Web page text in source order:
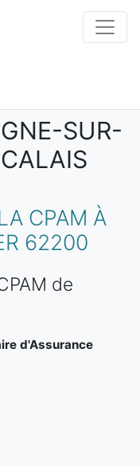
SUR-
CPAM À
62200
de
d'Assurance